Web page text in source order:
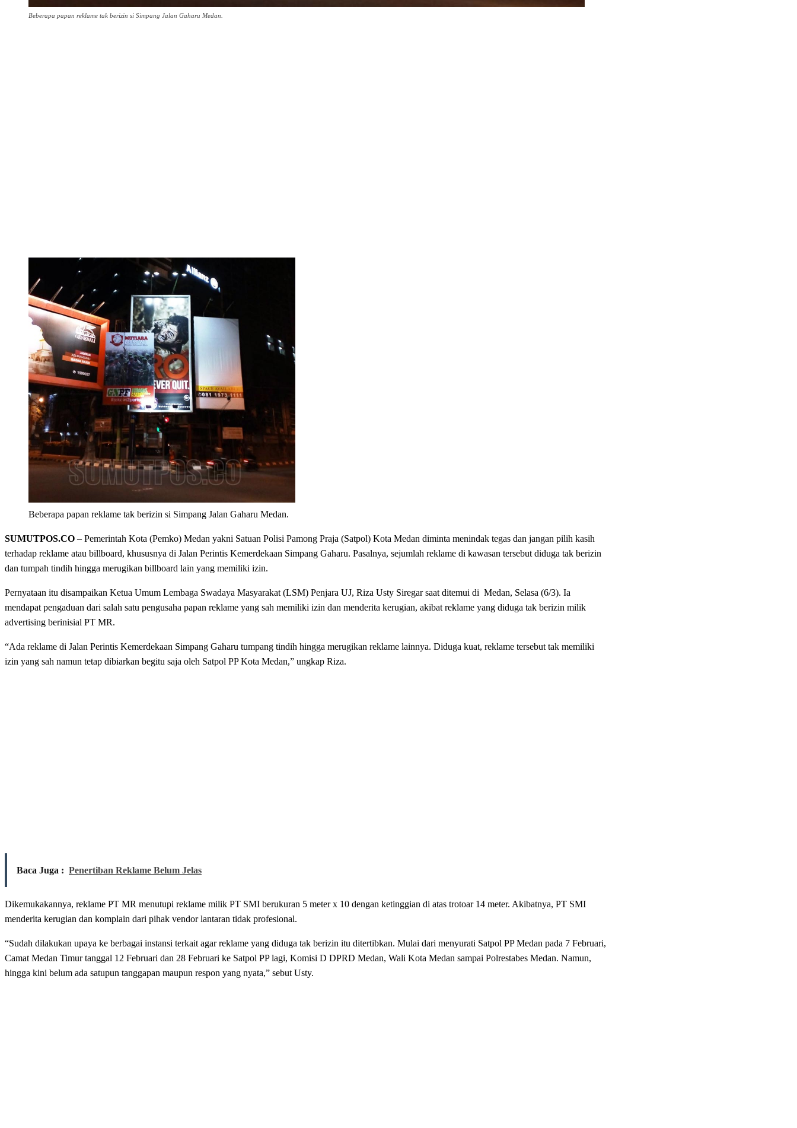
Beberapa papan reklame tak berizin si Simpang Jalan Gaharu Medan.
Beberapa papan reklame tak berizin si Simpang Jalan Gaharu Medan.
SUMUTPOS.CO – Pemerintah Kota (Pemko) Medan yakni Satuan Polisi Pamong Praja (Satpol) Kota Medan diminta menindak tegas dan jangan pilih kasih
terhadap reklame atau billboard, khususnya di Jalan Perintis Kemerdekaan Simpang Gaharu. Pasalnya, sejumlah reklame di kawasan tersebut diduga tak berizin
dan tumpah tindih hingga merugikan billboard lain yang memiliki izin.
Pernyataan itu disampaikan Ketua Umum Lembaga Swadaya Masyarakat (LSM) Penjara UJ, Riza Usty Siregar saat ditemui di Medan, Selasa (6/3). Ia
mendapat pengaduan dari salah satu pengusaha papan reklame yang sah memiliki izin dan menderita kerugian, akibat reklame yang diduga tak berizin milik
advertising berinisial PT MR.
“Ada reklame di Jalan Perintis Kemerdekaan Simpang Gaharu tumpang tindih hingga merugikan reklame lainnya. Diduga kuat, reklame tersebut tak memiliki
izin yang sah namun tetap dibiarkan begitu saja oleh Satpol PP Kota Medan,” ungkap Riza.
Baca Juga : Penertiban Reklame Belum Jelas
Dikemukakannya, reklame PT MR menutupi reklame milik PT SMI berukuran 5 meter x 10 dengan ketinggian di atas trotoar 14 meter. Akibatnya, PT SMI
menderita kerugian dan komplain dari pihak vendor lantaran tidak profesional.
“Sudah dilakukan upaya ke berbagai instansi terkait agar reklame yang diduga tak berizin itu ditertibkan. Mulai dari menyurati Satpol PP Medan pada 7 Februari,
Camat Medan Timur tanggal 12 Februari dan 28 Februari ke Satpol PP lagi, Komisi D DPRD Medan, Wali Kota Medan sampai Polrestabes Medan. Namun,
hingga kini belum ada satupun tanggapan maupun respon yang nyata,” sebut Usty.